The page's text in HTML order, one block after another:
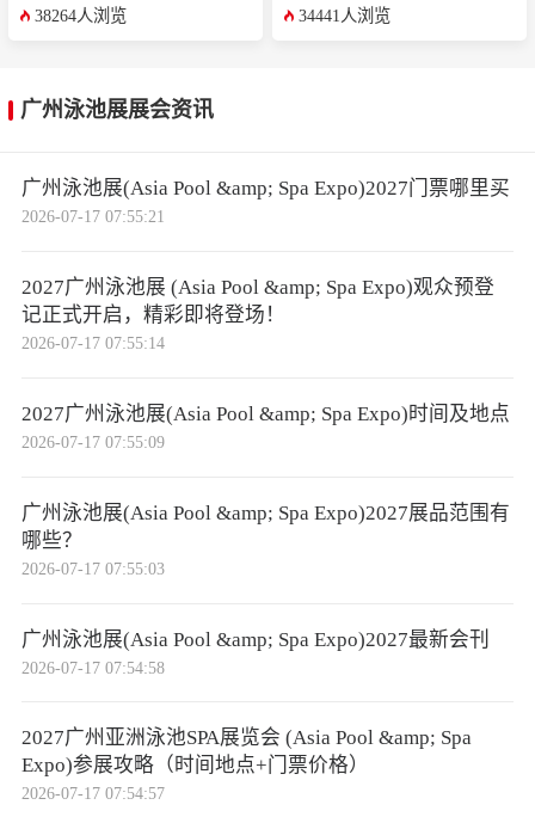
38264人浏览 34441人浏览
广州泳池展展会资讯
广州泳池展(Asia Pool &amp; Spa Expo)2027门票哪里买
2026-07-17 07:55:21
2027广州泳池展 (Asia Pool &amp; Spa Expo)观众预登
记正式开启，精彩即将登场！
2026-07-17 07:55:14
2027广州泳池展(Asia Pool &amp; Spa Expo)时间及地点
2026-07-17 07:55:09
广州泳池展(Asia Pool &amp; Spa Expo)2027展品范围有
哪些？
2026-07-17 07:55:03
广州泳池展(Asia Pool &amp; Spa Expo)2027最新会刊
2026-07-17 07:54:58
2027广州亚洲泳池SPA展览会 (Asia Pool &amp; Spa
Expo)参展攻略（时间地点+门票价格）
2026-07-17 07:54:57